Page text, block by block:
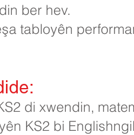
ber hev.
tabloyên
di xwendin,
KS2 bi